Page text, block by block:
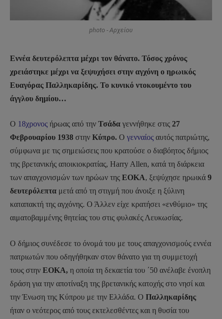
photo - Αρχείου
Εννέα δευτερόλεπτα μέχρι τον θάνατο. Τόσος χρόνος
χρειάστηκε μέχρι να ξεψυχήσει στην αγχόνη ο ηρωικός
Ευαγόρας Παλληκαρίδης. Το κυνικό ντοκουμέντο του
άγγλου δημίου…
Ο 18χρονος ήρωας από την Τσάδα γεννήθηκε στις 27
Φεβρουαρίου 1938 στην Κύπρο. Ο γενναίος αυτός πατριώτης,
σύμφωνα με τις σημειώσεις που κρατούσε ο διαβόητος δήμιος
της βρετανικής αποικιοκρατίας, Harry Allen, κατά τη διάρκεια
των απαγχονισμών των ηρώων της ΕΟΚΑ, ξεψύχησε ηρωικά 9
δευτερόλεπτα μετά από τη στιγμή που άνοιξε η ξύλινη
καταπακτή της αγχόνης. Ο Άλλεν είχε κρατήσει «ενθύμιο» της
αιματοβαμμένης θητείας του στις φυλακές Λευκωσίας.
Ο δήμιος συνέδεσε το όνομά του με τους απαγχονισμούς εννέα
πατριωτών που οδηγήθηκαν στον θάνατο για τη συμμετοχή
τους στην ΕΟΚΑ, η οποία τη δεκαετία του ΄50 ανέλαβε ένοπλη
δράση για την αποτίναξη της βρετανικής κατοχής στο νησί και
την Ένωση της Κύπρου με την Ελλάδα. Ο Παλληκαρίδης
ήταν ο νεότερος από τους εκτελεσθέντες και η θυσία του